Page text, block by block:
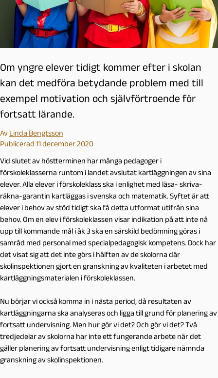
Om yngre elever tidigt kommer efter i skolan
kan det medföra betydande problem med till
exempel motivation och självförtroende för
fortsatt lärande.
Av Linda Bengtsson
Publicerad 11 december 2020
Vid slutet av höstterminen har många pedagoger i
förskoleklasserna runtom i landet avslutat kartläggningen av sina
elever. Alla elever i förskoleklass ska i enlighet med läsa- skriva-
räkna-garantin kartläggas i svenska och matematik. Syftet är att
elever i behov av stöd tidigt ska få detta utformat utifrån sina
behov. Om en elev i förskoleklassen visar indikation på att inte nå
upp till kommande mål i åk 3 ska en särskild bedömning göras i
samråd med personal med specialpedagogisk kompetens. Dock har
det visat sig att det inte görs i hälften av de skolorna där
skolinspektionen gjort en granskning av kvaliteten i arbetet med
kartläggningsmaterialen i förskoleklassen.
Nu börjar vi också komma in i nästa period, då resultaten av
kartläggningarna ska analyseras och ligga till grund för planering av
fortsatt undervisning. Men hur gör vi det? Och gör vi det? Två
tredjedelar av skolorna har inte ett fungerande arbete när det
gäller planering av fortsatt undervisning enligt tidigare nämnda
granskning av skolinspektionen.